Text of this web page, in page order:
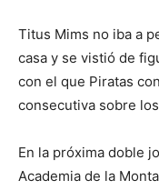
Titus Mims no iba a
casa y se vistió de
con el que Piratas
consecutiva sobre
En la próxima doble
Academia de la